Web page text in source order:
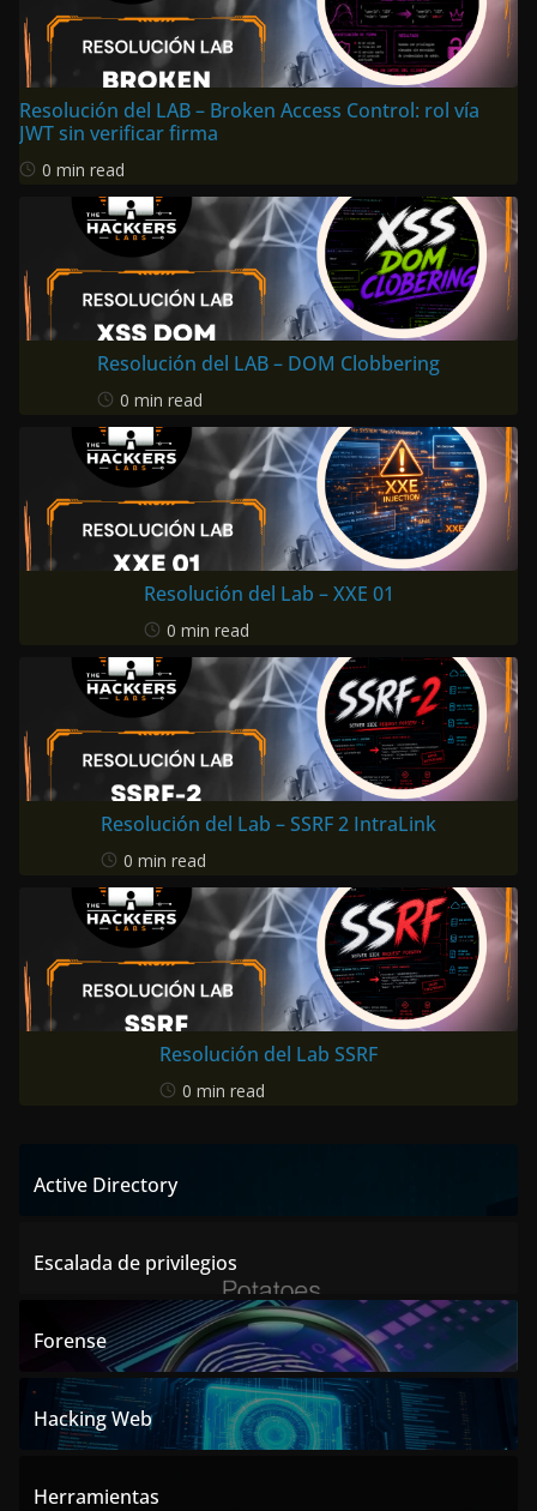
Resolución del LAB – Broken Access Control: rol vía
JWT sin verificar firma
0 min read
Resolución del LAB – DOM Clobbering
0 min read
Resolución del Lab – XXE 01
0 min read
Resolución del Lab – SSRF 2 IntraLink
0 min read
Resolución del Lab SSRF
0 min read
Active Directory
Escalada de privilegios
Forense
Hacking Web
Herramientas